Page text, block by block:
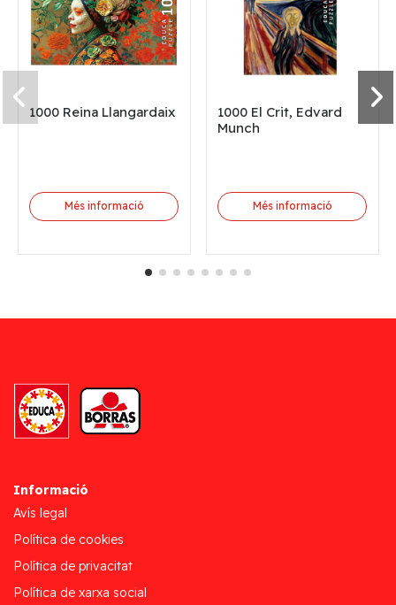
1000 Reina Llangardaix
Més informació
1000 El Crit, Edvard
Munch
Més informació
Informació
Avís legal
Política de cookies
Política de privacitat
Política de xarxa social